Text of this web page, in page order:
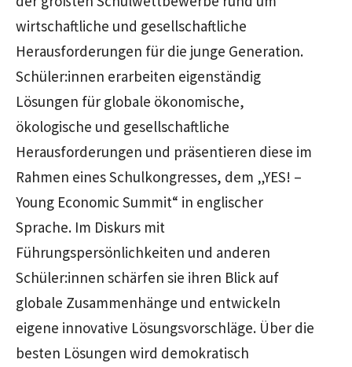
wirtschaftliche und gesellschaftliche
Herausforderungen für die junge Generation.
Schüler:innen erarbeiten eigenständig
Lösungen für globale ökonomische,
ökologische und gesellschaftliche
Herausforderungen und präsentieren diese im
Rahmen eines Schulkongresses, dem „YES! –
Young Economic Summit“ in englischer
Sprache. Im Diskurs mit
Führungspersönlichkeiten und anderen
Schüler:innen schärfen sie ihren Blick auf
globale Zusammenhänge und entwickeln
eigene innovative Lösungsvorschläge. Über die
besten Lösungen wird demokratisch